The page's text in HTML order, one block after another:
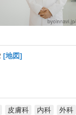
[地図]
皮膚科 内科 外科